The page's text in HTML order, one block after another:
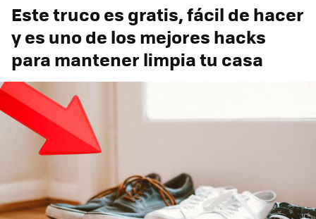
Este truco es gratis, fácil de hacer
y es uno de los mejores hacks
para mantener limpia tu casa